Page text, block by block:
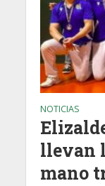
NOTICIAS
llevan
mano